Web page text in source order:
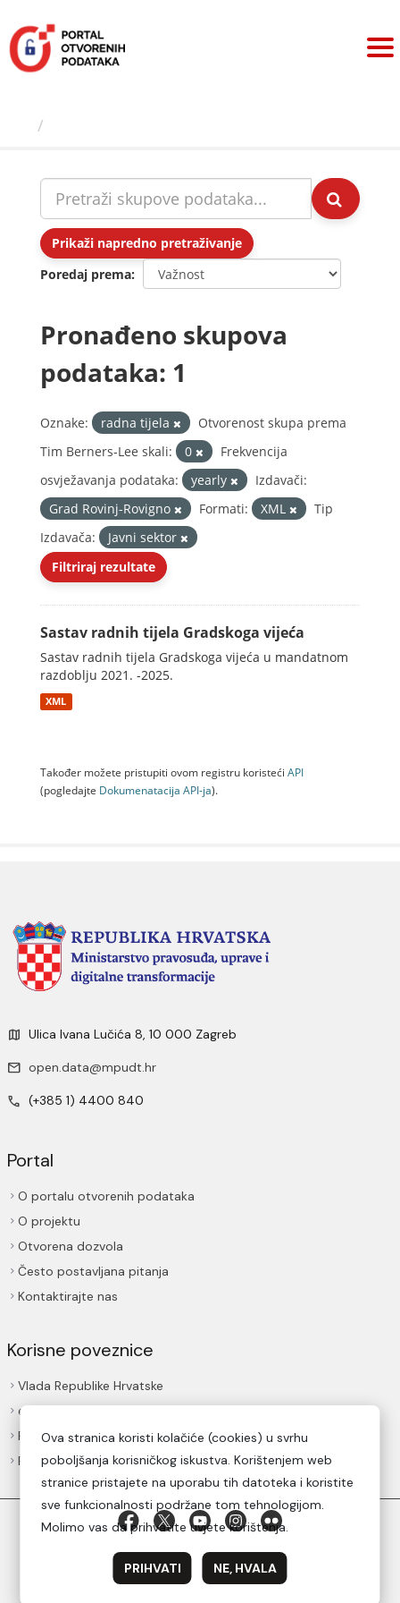
sadržaj
Prikaži napredno pretraživanje
Poredaj prema
Pronađeno skupova
podataka: 1
Oznake: radna tijela
Otvorenost skupa prema
Tim Berners-Lee skali:
0
Frekvencija
osvježavanja podataka:
yearly
Izdavači:
Grad Rovinj-Rovigno
Formati: XML
Tip
Izdavača:
Javni sektor
Filtriraj rezultate
Sastav radnih tijela Gradskoga vijeća
Sastav radnih tijela Gradskoga vijeća u mandatnom
razdoblju 2021. -2025.
XML
Također možete pristupiti ovom registru koristeći API
(pogledajte Dokumenаtаcijа API-jа).